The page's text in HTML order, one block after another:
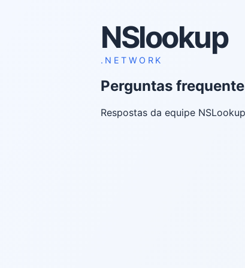
NSlookup
.NETWORK
Perguntas
Respostas da equipe